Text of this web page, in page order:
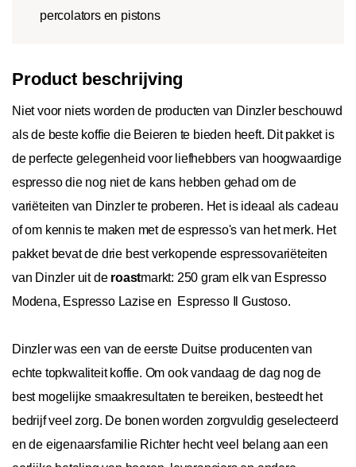
percolators en pistons
Product beschrijving
Niet voor niets worden de producten van Dinzler beschouwd
als de beste koffie die Beieren te bieden heeft. Dit pakket is
de perfecte gelegenheid voor liefhebbers van hoogwaardige
espresso die nog niet de kans hebben gehad om de
variëteiten van Dinzler te proberen. Het is ideaal als cadeau
of om kennis te maken met de espresso's van het merk. Het
pakket bevat de drie best verkopende espressovariëteiten
van Dinzler uit de roastmarkt: 250 gram elk van Espresso
Modena, Espresso Lazise en Espresso Il Gustoso.
Dinzler was een van de eerste Duitse producenten van
echte topkwaliteit koffie. Om ook vandaag de dag nog de
best mogelijke smaakresultaten te bereiken, besteedt het
bedrijf veel zorg. De bonen worden zorgvuldig geselecteerd
en de eigenaarsfamilie Richter hecht veel belang aan een